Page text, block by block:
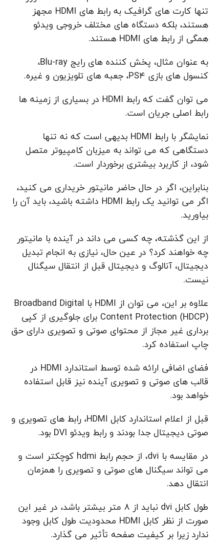
تنها کارت های گرافیک به رابط های HDMI مجهز
هستند، بلکه دستگاه های مختلف خروجی ویدئو
همگی از رابط های HDMI هستند.
به عنوان مثال، پخش کننده های رایج Blu-ray،
کنسول های بازی PS۴، جعبه های تلویزیون و غیره.
می توان گفت که رابط HDMI در بسیاری از زمینه ها
رابط اصلی جریان است.
نمایشگر با رابط HDMI بدیهی است که نه تنها
دستگاهی که می تواند به میزبان کامپیوتر متصل
شود، از کاربرد بیشتری برخوردار است.
بنابراین، اگر در حال حاضر مانیتور خریداری می کنید،
اگر می توانید یک رابط HDMI داشته باشید، باید آن را
بیاورید.
از این گذشته، چه کسی می داند در آینده با مانیتور
چه خواهند کرد؟ در عین حال، نیازی به انجام تبدیل
دیجیتال، آنالوگ و دیجیتال قبل از انتقال سیگنال
نیست.
علاوه بر این، می توان از HDMI با Broadband Digital
Content Protection (HDCP) برای جلوگیری از کپی
برداری غیر مجاز از محتوای صوتی و تصویری دارای حق
چاپ استفاده کرد.
فضای اضافی ارائه شده توسط استاندارد HDMI در
قالب های صوتی و تصویری آینده نیز قابل استفاده
خواهد بود.
قبل از اعلام استاندارد کابل HDMI، رابط های تصویری و
صوتی دیجیتال جدا بودند و رابط ویدئو DVI بود.
در مقایسه با dvi، از حجم رابط hdmi کوچکتر است و
می تواند سیگنال های صوتی و تصویری را همزمان
انتقال دهد.
طول کابل dvi نباید از ۸ متر بیشتر باشد، در غیر این
صورت از نظر کابل HDMI محدودیت طول کابل وجود
ندارد زیرا بر کیفیت صفحه تأثیر می گذارد.